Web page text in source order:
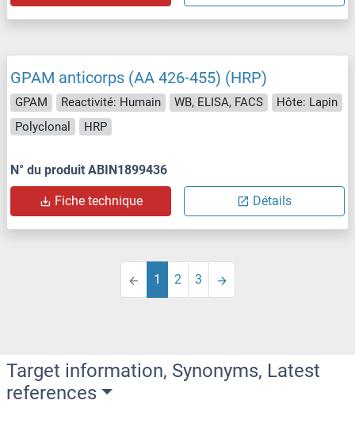
GPAM anticorps (AA 426-455) (HRP)
GPAM Reactivité: Humain WB, ELISA, FACS
Hôte: Lapin
Polyclonal
HRP
N° du produit ABIN1899436
Fiche technique Détails
1 2 3
Target information, Synonyms, Latest
references